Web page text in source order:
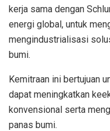
kerja sama dengan
energi global, untuk
mengindustrialisasi
bumi.
Kemitraan ini bertujuan
dapat meningkatkan
konvensional serta
panas bumi.